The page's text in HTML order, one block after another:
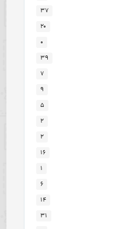
۳۷
۲۰
۰
۳۹
۷
۹
۵
۲
۲
۱۶
۱
۶
۱۴
۳۱